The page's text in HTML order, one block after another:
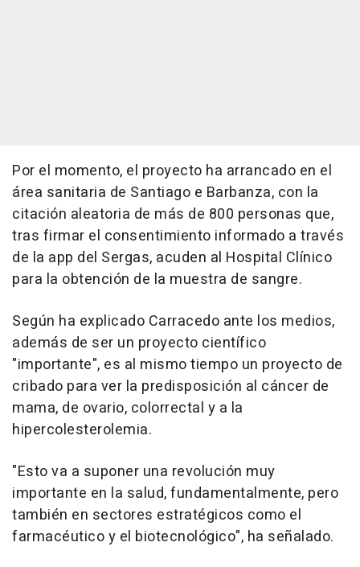
Por el momento, el proyecto ha arrancado en el
área sanitaria de Santiago e Barbanza, con la
citación aleatoria de más de 800 personas que,
tras firmar el consentimiento informado a través
de la app del Sergas, acuden al Hospital Clínico
para la obtención de la muestra de sangre.
Según ha explicado Carracedo ante los medios,
además de ser un proyecto científico
"importante", es al mismo tiempo un proyecto de
cribado para ver la predisposición al cáncer de
mama, de ovario, colorrectal y a la
hipercolesterolemia.
"Esto va a suponer una revolución muy
importante en la salud, fundamentalmente, pero
también en sectores estratégicos como el
farmacéutico y el biotecnológico", ha señalado.